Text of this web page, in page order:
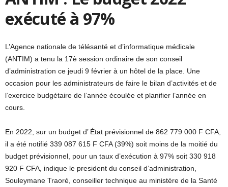
exécuté à 97%
L’Agence nationale de télésanté et d’informatique médicale
(ANTIM) a tenu la 17è session ordinaire de son conseil
d’administration ce jeudi 9 février à un hôtel de la place. Une
occasion pour les administrateurs de faire le bilan d’activités et de
l’exercice budgétaire de l’année écoulée et planifier l’année en
cours.
En 2022, sur un budget d’ État prévisionnel de 862 779 000 F CFA,
il a été notifié 339 087 615 F CFA (39%) soit moins de la moitié du
budget prévisionnel, pour un taux d’exécution à 97% soit 330 918
920 F CFA, indique le president du conseil d’administration,
Souleymane Traoré, conseiller technique au ministère de la Santé